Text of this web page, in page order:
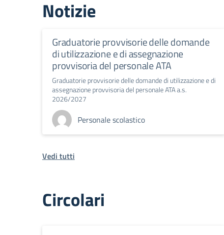
Notizie
Graduatorie provvisorie delle domande
di utilizzazione e di assegnazione
provvisoria del personale ATA
Graduatorie provvisorie delle domande di utilizzazione e di
assegnazione provvisoria del personale ATA a.s.
2026/2027
Personale scolastico
Vedi tutti
Circolari